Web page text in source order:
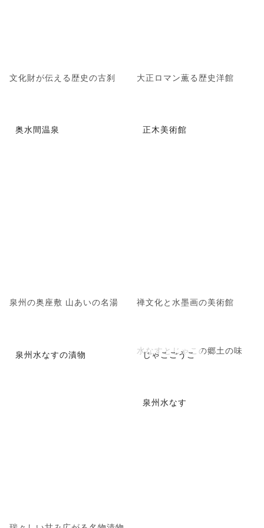
文化財が伝える歴史の古刹 大正ロマン薫る歴史洋館
奥水間温泉
泉州の奥座敷 山あいの名湯
正木美術館
禅文化と水墨画の美術館
泉州水なすの漬物 じゃこごうこ
水なすとじゃこの郷土の味
泉州水なす